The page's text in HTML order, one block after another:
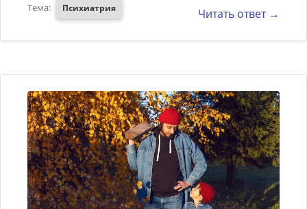
Тема: Психиатрия Читать ответ →